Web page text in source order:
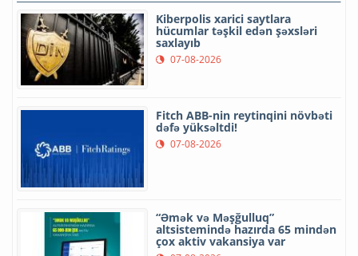
Kiberpolis xarici saytlara
hücumlar təşkil edən şəxsləri
saxlayıb
07-08-2026
Fitch ABB-nin reytinqini növbəti
dəfə yüksəltdi!
07-08-2026
“Əmək və Məşğulluq”
altsistemində hazırda 65 mindən
çox aktiv vakansiya var